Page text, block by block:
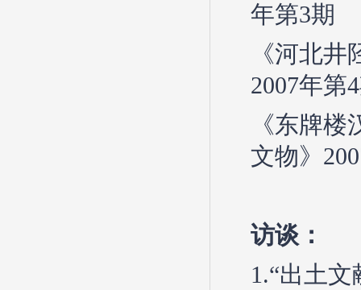
年第3期
《河北
2007年第
《东牌
文物》
访谈：
1.“出土